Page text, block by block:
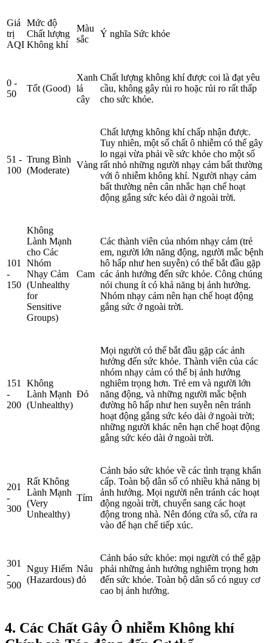
Giá
trị
AQI
Mức độ
Chất lượng
Không khí
Màu
sắc
Ý nghĩa Sức khỏe
0 -
50
Tốt (Good)
Xanh
lá
cây
Chất lượng không khí được coi là đạt yêu
cầu, không gây rủi ro hoặc rủi ro rất thấp
cho sức khỏe.
51 -
100
Trung Bình
(Moderate)
Vàng
Chất lượng không khí chấp nhận được.
Tuy nhiên, một số chất ô nhiễm có thể gây
lo ngại vừa phải về sức khỏe cho một số
rất nhỏ những người nhạy cảm bất thường
với ô nhiễm không khí. Người nhạy cảm
bất thường nên cân nhắc hạn chế hoạt
động gắng sức kéo dài ở ngoài trời.
101
-
150
Không
Lành Mạnh
cho Các
Nhóm
Nhạy Cảm
(Unhealthy
for
Sensitive
Groups)
Cam
Các thành viên của nhóm nhạy cảm (trẻ
em, người lớn năng động, người mắc bệnh
hô hấp như hen suyễn) có thể bắt đầu gặp
các ảnh hưởng đến sức khỏe. Công chúng
nói chung ít có khả năng bị ảnh hưởng.
Nhóm nhạy cảm nên hạn chế hoạt động
gắng sức ở ngoài trời.
151
-
200
Không
Lành Mạnh
(Unhealthy)
Đỏ
Mọi người có thể bắt đầu gặp các ảnh
hưởng đến sức khỏe. Thành viên của các
nhóm nhạy cảm có thể bị ảnh hưởng
nghiêm trọng hơn. Trẻ em và người lớn
năng động, và những người mắc bệnh
đường hô hấp như hen suyễn nên tránh
hoạt động gắng sức kéo dài ở ngoài trời;
những người khác nên hạn chế hoạt động
gắng sức kéo dài ở ngoài trời.
201
-
300
Rất Không
Lành Mạnh
(Very
Unhealthy)
Tím
Cảnh báo sức khỏe về các tình trạng khẩn
cấp. Toàn bộ dân số có nhiều khả năng bị
ảnh hưởng. Mọi người nên tránh các hoạt
động ngoài trời, chuyển sang các hoạt
động trong nhà. Nên đóng cửa sổ, cửa ra
vào để hạn chế tiếp xúc.
301
-
500
Nguy Hiểm
(Hazardous)
Nâu
đỏ
Cảnh báo sức khỏe: mọi người có thể gặp
phải những ảnh hưởng nghiêm trọng hơn
đến sức khỏe. Toàn bộ dân số có nguy cơ
cao bị ảnh hưởng.
4. Các Chất Gây Ô nhiễm Không khí